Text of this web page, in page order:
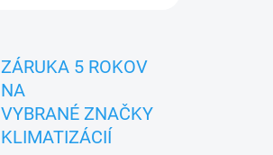
ZÁRUKA 5 ROKOV
NA
VYBRANÉ ZNAČKY
KLIMATIZÁCIÍ